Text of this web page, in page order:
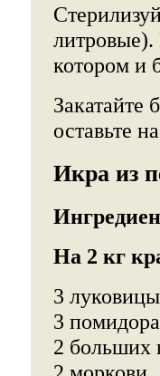
литровые).
котором и
Закатайте
оставьте
Икра из
На 2 кг
3
3
2 больших